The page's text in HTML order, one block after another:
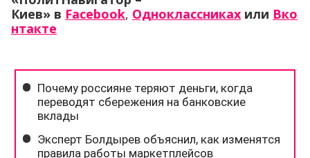
Киев» в Facebook, Одноклассниках или Вко
нтакте